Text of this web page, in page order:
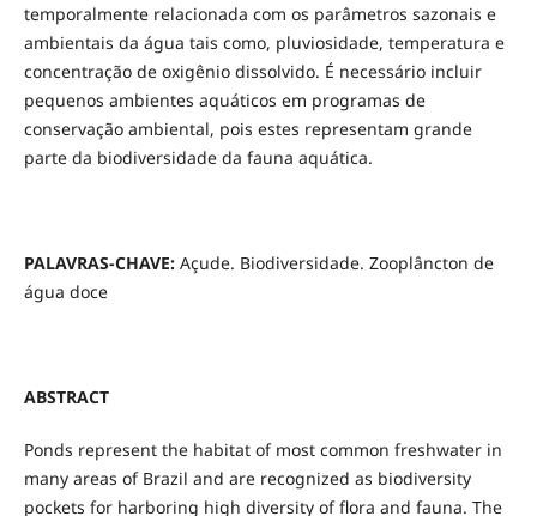
temporalmente relacionada com os parâmetros sazonais e
ambientais da água tais como, pluviosidade, temperatura e
concentração de oxigênio dissolvido. É necessário incluir
pequenos ambientes aquáticos em programas de
conservação ambiental, pois estes representam grande
parte da biodiversidade da fauna aquática.
PALAVRAS-CHAVE: Açude. Biodiversidade. Zooplâncton de
água doce
ABSTRACT
Ponds represent the habitat of most common freshwater in
many areas of Brazil and are recognized as biodiversity
pockets for harboring high diversity of flora and fauna. The